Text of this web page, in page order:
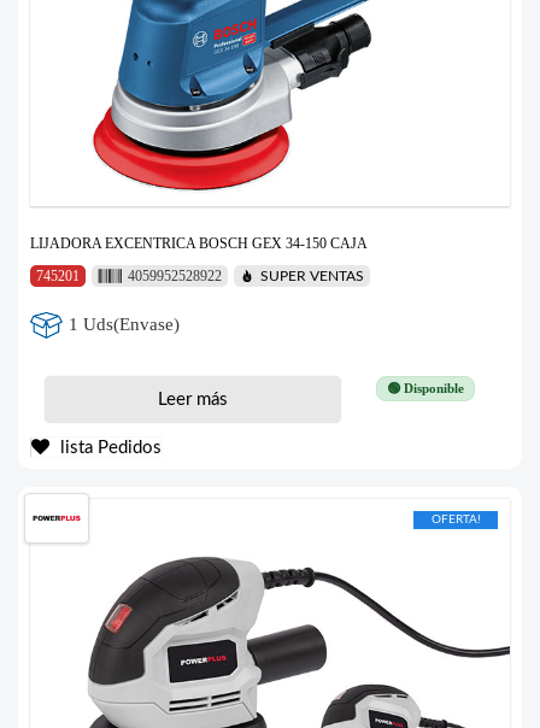
LIJADORA EXCENTRICA BOSCH GEX 34-150 CAJA
745201
4059952528922 SUPER VENTAS
1 Uds(Envase)
🟢 Disponible
Leer más
lista Pedidos
OFERTA!